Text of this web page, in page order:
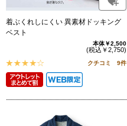
着ぶくれしにくい 異素材ドッキング
ベスト
本体￥2,500
(税込￥2,750)
クチコミ 9件